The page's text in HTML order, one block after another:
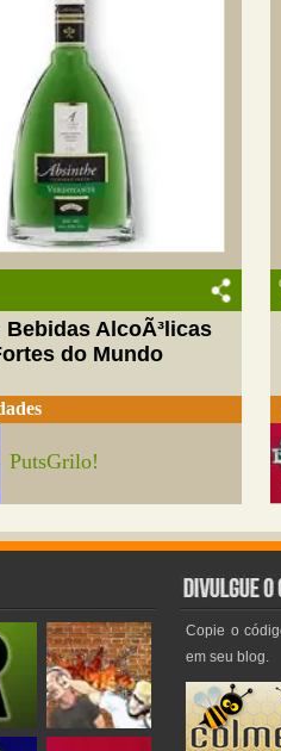
Bebidas AlcoÃ³licas
do Mundo
PutsGrilo!
Copie o
em seu blog.